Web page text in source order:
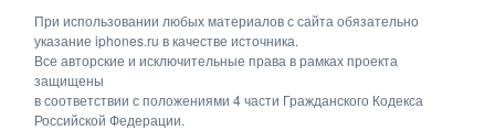
При использовании любых материалов с сайта обязательно
указание iphones.ru в качестве источника.
Все авторские и исключительные права в рамках проекта
защищены
в соответствии с положениями 4 части Гражданского Кодекса
Российской Федерации.